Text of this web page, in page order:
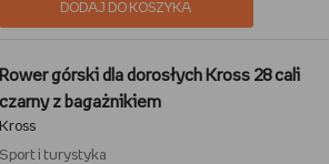
DODAJ DO KOSZYKA
Rower górski dla dorosłych Kross 28 cali
czarny z bagażnikiem
Kross
Sport i turystyka